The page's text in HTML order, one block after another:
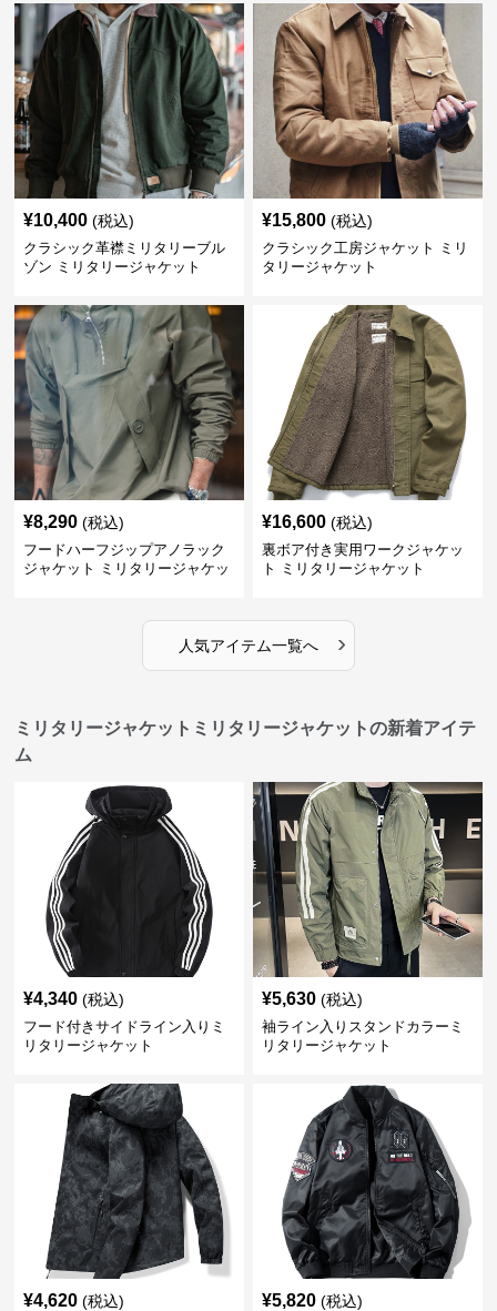
¥10,400 (税込)
クラシック革襟ミリタリーブル
ゾン ミリタリージャケット
¥15,800 (税込)
クラシック工房ジャケット ミリ
タリージャケット
¥8,290 (税込)
フードハーフジップアノラック
ジャケット ミリタリージャケッ
¥16,600 (税込)
裏ボア付き実用ワークジャケッ
ト ミリタリージャケット
人気アイテム一覧へ ›
ミリタリージャケットミリタリージャケットの新着アイテ
ム
¥4,340 (税込)
フード付きサイドライン入りミ
リタリージャケット
¥5,630 (税込)
袖ライン入りスタンドカラーミ
リタリージャケット
¥4,620 (税込) ¥5,820 (税込)